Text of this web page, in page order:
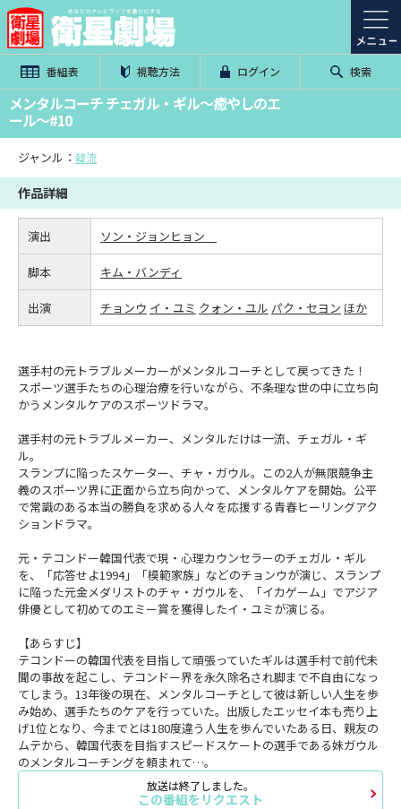
番組表 視聴方法 ログイン 検索
メンタルコーチ チェガル・ギル～癒やしのエ
ール～#10
ジャンル： 韓流
作品詳細
演出 ソン・ジョンヒョン
脚本 キム・バンディ
出演 チョンウ イ・ユミ クォン・ユル パク・セヨン ほか
選手村の元トラブルメーカーがメンタルコーチとして戻ってきた！
スポーツ選手たちの心理治療を行いながら、不条理な世の中に立ち向
かうメンタルケアのスポーツドラマ。
選手村の元トラブルメーカー、メンタルだけは一流、チェガル・ギ
ル。
スランプに陥ったスケーター、チャ・ガウル。この2人が無限競争主
義のスポーツ界に正面から立ち向かって、メンタルケアを開始。公平
で常識のある本当の勝負を求める人々を応援する青春ヒーリングアク
ションドラマ。
元・テコンドー韓国代表で現・心理カウンセラーのチェガル・ギル
を、「応答せよ1994」「模範家族」などのチョンウが演じ、スランプ
に陥った元金メダリストのチャ・ガウルを、「イカゲーム」でアジア
俳優として初めてのエミー賞を獲得したイ・ユミが演じる。
【あらすじ】
テコンドーの韓国代表を目指して頑張っていたギルは選手村で前代未
聞の事故を起こし、テコンドー界を永久除名され脚まで不自由になっ
てしまう。13年後の現在、メンタルコーチとして彼は新しい人生を歩
み始め、選手たちのケアを行っていた。出版したエッセイ本も売り上
げ1位となり、今までとは180度違う人生を歩んでいたある日、親友の
ムテから、韓国代表を目指すスピードスケートの選手である妹ガウル
のメンタルコーチングを頼まれて…。
放送は終了しました。
この番組をリクエスト